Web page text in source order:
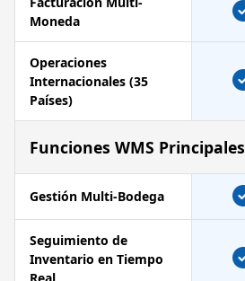
Moneda
Operaciones
Internacionales (35
Países)
Funciones WMS Principales
Gestión Multi-Bodega
Seguimiento de
Inventario en Tiempo